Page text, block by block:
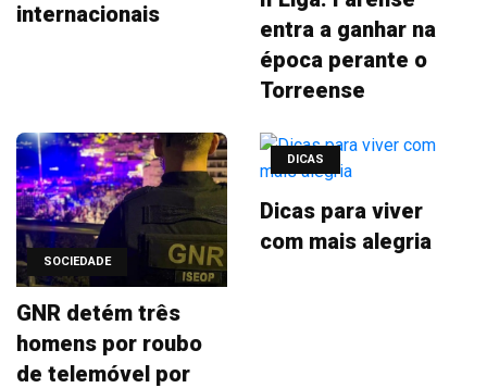
internacionais
entra a ganhar na
época perante o
Torreense
SOCIEDADE
GNR detém três
homens por roubo
de telemóvel por
DICAS
Dicas para viver
com mais alegria